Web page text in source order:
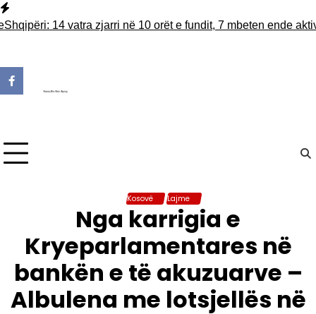
Skip
to
14 vatra zjarri në 10 orët e fundit, 7 mbeten ende aktive
Kosovë Lajme
Nga karrigia e
Kryeparlamentares në
bankën e të akuzuarve –
Albulena me lotsjellës në